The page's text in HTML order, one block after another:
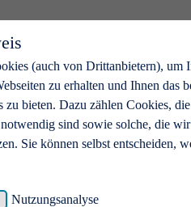
(auch von Drittanbietern), um
zu erhalten und Ihnen das
zu bieten. Dazu zählen Cookies,
sind sowie solche, die
Sie können selbst entscheiden,
Nutzungsanalyse